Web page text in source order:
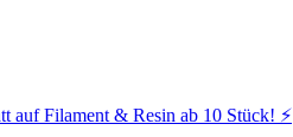
auf Filament & Resin ab 10 Stück! ⚡️